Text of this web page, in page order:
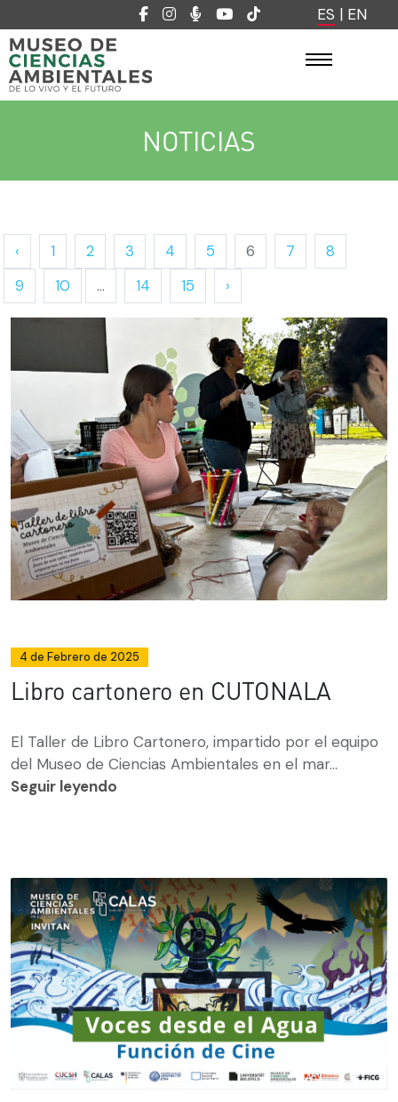
ES | EN
NOTICIAS
‹ 1 2 3 4 5 6 7
8
9
10 ... 14 15 ›
4 de Febrero de 2025
Libro cartonero en CUTONALA
El Taller de Libro Cartonero, impartido por el equipo
del Museo de Ciencias Ambientales en el mar...
Seguir leyendo